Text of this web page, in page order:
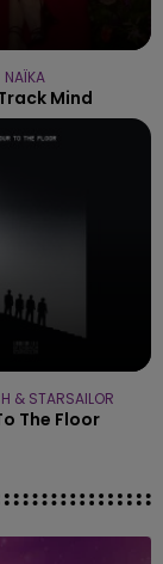
NAÏKA
Mind
& STARSAILOR
The Floor